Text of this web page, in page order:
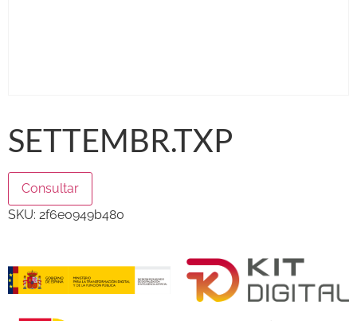
SETTEMBR.TXP
Consultar
SKU: 2f6e0949b480